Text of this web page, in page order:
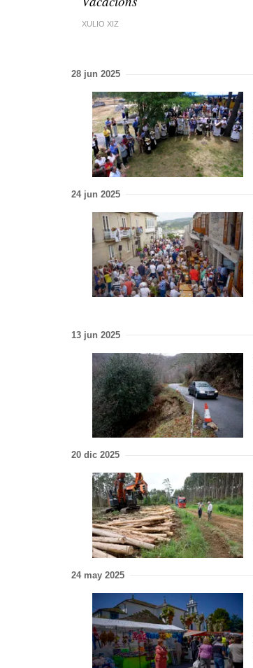
XULIO XIZ
28 jun 2025
24 jun 2025
13 jun 2025
20 dic 2025
24 may 2025